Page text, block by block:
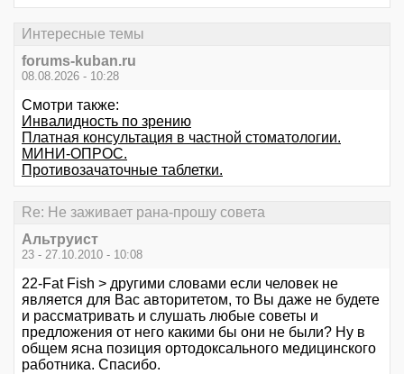
Интересные темы
forums-kuban.ru
08.08.2026 - 10:28
Смотри также:
Инвалидность по зрению
Платная консультация в частной стоматологии.
МИНИ-ОПРОС.
Противозачаточные таблетки.
Re: Не заживает рана-прошу совета
Альтруист
23 - 27.10.2010 - 10:08
22-Fat Fish > другими словами если человек не
является для Вас авторитетом, то Вы даже не будете
и рассматривать и слушать любые советы и
предложения от него какими бы они не были? Ну в
общем ясна позиция ортодоксального медицинского
работника. Спасибо.